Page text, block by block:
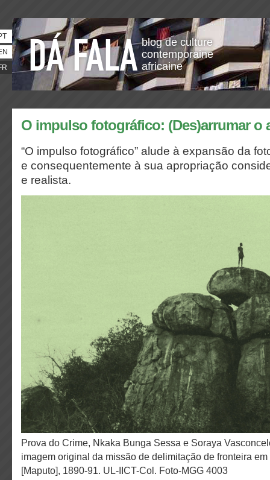
blog de culture
contemporaine
africaine
O impulso fotográfico: (Des)arrumar o
“O impulso fotográfico” alude à expansão da
e consequentemente à sua apropriação
e realista.
Prova do Crime, Nkaka Bunga Sessa e Soraya Vasconcelos, 2021. A partir de
imagem original da missão de delimitação de fronteira
[Maputo], 1890-91. UL-IICT-Col. Foto-MGG 4003